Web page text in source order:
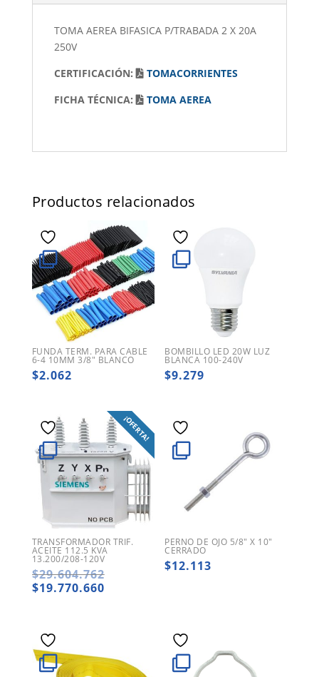
TOMA AEREA BIFASICA P/TRABADA 2 X 20A
250V
CERTIFICACIÓN:
TOMACORRIENTES
FICHA TÉCNICA:
TOMA AEREA
Productos relacionados
FUNDA TERM. PARA CABLE
6-4 10MM 3/8″ BLANCO
$2.062
BOMBILLO LED 20W LUZ
BLANCA 100-240V
$9.279
¡OFERTA!
TRANSFORMADOR TRIF.
ACEITE 112.5 KVA
13.200/208-120V
$29.604.762El
precio
$19.770.660El
$19.770.660.
PERNO DE OJO 5/8″ X 10″
CERRADO
$12.113